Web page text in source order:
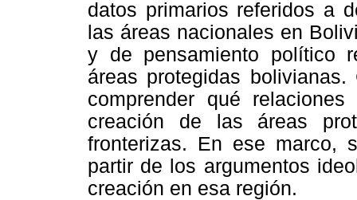
datos primarios referidos a
las áreas nacionales en
y de pensamiento político
áreas protegidas
comprender qué
creación de las áreas
fronterizas. En ese marco,
partir de los argumentos
creación en esa región.